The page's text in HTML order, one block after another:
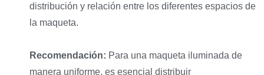
distribución y relación entre los diferentes espacios de
la maqueta.
Recomendación: Para una maqueta iluminada de
manera uniforme, es esencial distribuir